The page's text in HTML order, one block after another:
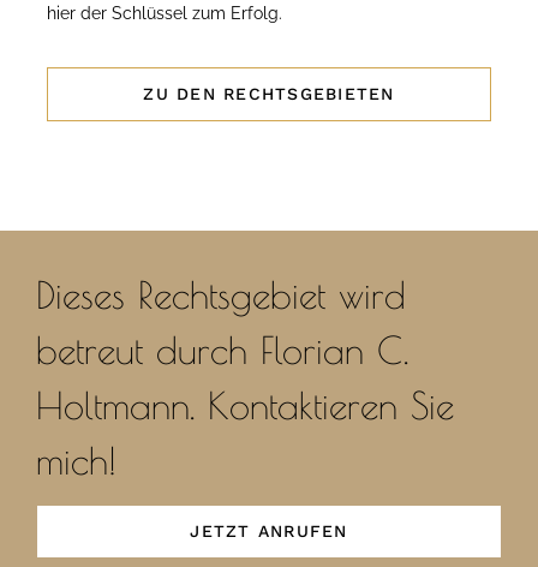
hier der Schlüssel zum Erfolg.
ZU DEN RECHTSGEBIETEN
Dieses Rechtsgebiet wird
betreut durch Florian C.
Holtmann. Kontaktieren Sie
mich!
JETZT ANRUFEN